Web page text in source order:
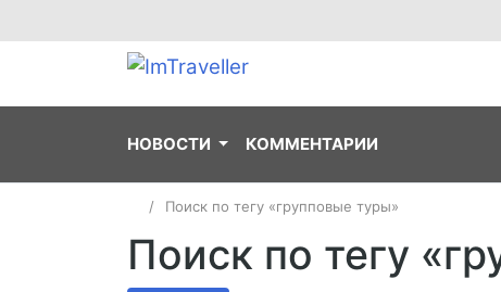
НОВОСТИ КОММЕНТАРИИ
Поиск по тегу «групповые туры»
Поиск по тегу